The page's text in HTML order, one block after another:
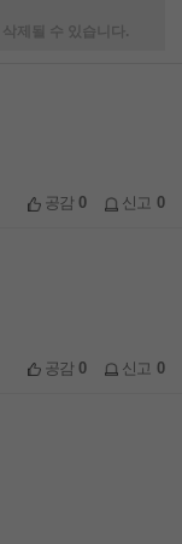
제될 수 있습니다.
공감0 신고 0
공감0 신고 0